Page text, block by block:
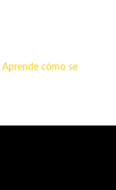
Aprende cómo se